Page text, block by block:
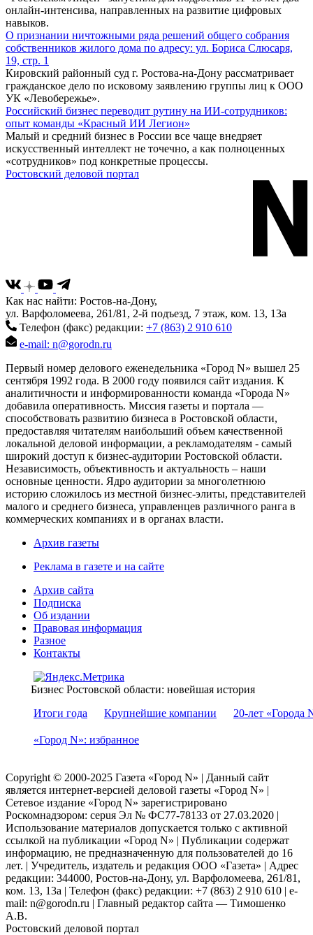
онлайн-интенсива, направленных на развитие цифровых
навыков.
О признании ничтожными ряда решений общего собрания
собственников жилого дома по адресу: ул. Бориса Слюсаря,
19, стр. 1
Кировский районный суд г. Ростова-на-Дону рассматривает
гражданское дело по исковому заявлению группы лиц к ООО
УК «Левобережье».
Российский бизнес переводит рутину на ИИ-сотрудников:
опыт команды «Красный ИИ Легион»
Малый и средний бизнес в России все чаще внедряет
искусственный интеллект не точечно, а как полноценных
«сотрудников» под конкретные процессы.
Ростовский деловой портал
Как нас найти: Ростов-на-Дону,
ул. Варфоломеева, 261/81, 2-й подъезд, 7 этаж, ком. 13, 13а
Телефон (факс) редакции: +7 (863) 2 910 610
e-mail: n@gorodn.ru
Первый номер делового еженедельника «Город N» вышел 25
сентября 1992 года. В 2000 году появился сайт издания. К
аналитичности и информированности команда «Города N»
добавила оперативность. Миссия газеты и портала —
способствовать развитию бизнеса в Ростовской области,
предоставляя читателям наибольший объем качественной
локальной деловой информации, а рекламодателям - самый
широкий доступ к бизнес-аудитории Ростовской области.
Независимость, объективность и актуальность – наши
основные ценности. Ядро аудитории за многолетнюю
историю сложилось из местной бизнес-элиты, представителей
малого и среднего бизнеса, управленцев различного ранга в
коммерческих компаниях и в органах власти.
Архив газеты
Реклама в газете и на сайте
Архив сайта
Подписка
Об издании
Правовая информация
Разное
Контакты
Бизнес Ростовской области: новейшая история
Итоги года
Крупнейшие компании 20-лет «Города
«Город N»: избранное
Copyright © 2000-2025 Газета «Город N» | Данный сайт
является интернет-версией деловой газеты «Город N» |
Сетевое издание «Город N» зарегистрировано
Роскомнадзором: серuя Эл № ФС77-78133 от 27.03.2020 |
Использование материалов допускается только с активной
ссылкой на публикации «Город N» | Публикации содержат
информацию, не предназначенную для пользователей до 16
лет. | Учредитель, издатель и редакция ООО «Газета» | Адрес
редакции: 344000, Ростов-на-Дону, ул. Варфоломеева, 261/81,
ком. 13, 13а | Телефон (факс) редакции: +7 (863) 2 910 610 | e-
mail: n@gorodn.ru | Главный редактор сайта — Тимошенко
А.В.
Ростовский деловой портал